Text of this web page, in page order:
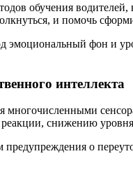
обучения
и помочь
эмоциональный фон и
интеллекта
снижению
предупреждения о